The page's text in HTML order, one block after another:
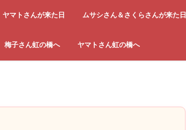
ヤマトさんが来た日 ムサシさん＆さくらさんが来た日
梅子さん虹の橋へ ヤマトさん虹の橋へ